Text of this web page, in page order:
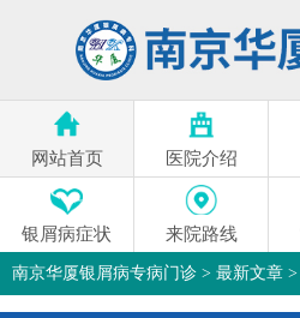
网站首页 医院介绍
银屑病症状 来院路线
南京华厦银屑病专病门诊 > 最新文章 >